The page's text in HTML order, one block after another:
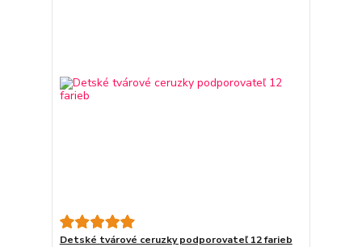
Detské tvárové ceruzky podporovateľ 12 farieb